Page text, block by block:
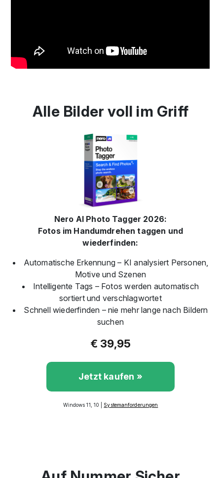
Alle Bilder voll im Griff
Nero AI Photo Tagger 2026:
Fotos im Handumdrehen taggen und
wiederfinden:
Automatische Erkennung – KI analysiert Personen,
Motive und Szenen
Intelligente Tags – Fotos werden automatisch
sortiert und verschlagwortet
Schnell wiederfinden – nie mehr lange nach Bildern
suchen
€ 39,95
Jetzt kaufen »
Windows 11, 10 | Systemanforderungen